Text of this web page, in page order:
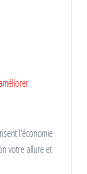
l'économie
votre allure et